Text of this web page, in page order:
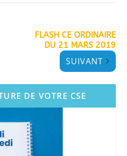
FLASH CE ORDINAIRE
DU 21 MARS 2019
SUIVANT
DE VOTRE CSE